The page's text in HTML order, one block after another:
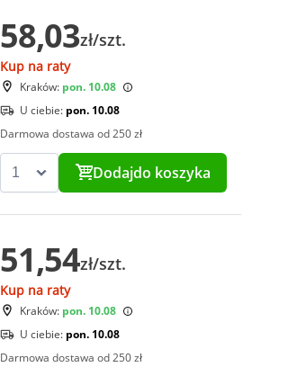
58,03zł/szt.
Kup na raty
Kraków: pon. 10.08
U ciebie: pon. 10.08
Darmowa dostawa od 250 zł
Dodajdo koszyka
51,54zł/szt.
Kup na raty
Kraków: pon. 10.08
U ciebie: pon. 10.08
Darmowa dostawa od 250 zł